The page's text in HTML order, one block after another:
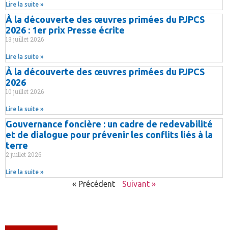
Lire la suite »
À la découverte des œuvres primées du PJPCS
2026 : 1er prix Presse écrite
13 juillet 2026
Lire la suite »
À la découverte des œuvres primées du PJPCS
2026
10 juillet 2026
Lire la suite »
Gouvernance foncière : un cadre de redevabilité
et de dialogue pour prévenir les conflits liés à la
terre
2 juillet 2026
Lire la suite »
« Précédent Suivant »